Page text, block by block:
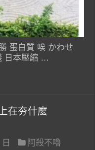
蛋白質 唉 かわせ
日本壓縮 …
在夯什麼
阿殺不嚕